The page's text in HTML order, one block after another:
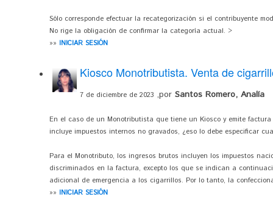
Sólo corresponde efectuar la recategorización si el contribuyente
No rige la obligación de confirmar la categoría actual. >
»» INICIAR SESIÓN
Kiosco Monotributista. Venta de
7 de diciembre de 2023 ,por Santos Romero, Analía
En el caso de un Monotributista que tiene un Kiosco y emite
incluye impuestos internos no gravados, ¿eso lo debe especificar
Para el Monotributo, los ingresos brutos incluyen los impuestos
discriminados en la factura, excepto los que se indican a
adicional de emergencia a los cigarrillos. Por lo tanto, la
»» INICIAR SESIÓN